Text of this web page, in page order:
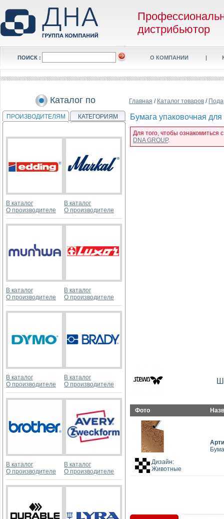
дистрибьютор
ПОИСК : О КОМПАНИИ |
Каталог по
ПРОИЗВОДИТЕЛЯМ КАТЕГОРИЯМ
В каталог
О производителе
В каталог
О производителе
В каталог
О производителе
В каталог
О производителе
В каталог
О производителе
В каталог
О производителе
В каталог
О производителе
В каталог
О производителе
Главная / Каталог товаров /
Бумага упаковочная
Для того, чтобы ознакомиться
DNA GROUP.
Фото
Дизайн:
Животные